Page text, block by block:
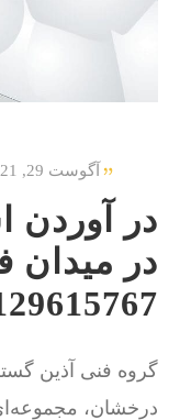
آگوست 29, 2021
در آوردن
در میدان
درخشان، مجموعه‌ای